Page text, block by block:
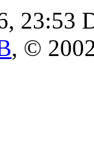
23:53
, ©